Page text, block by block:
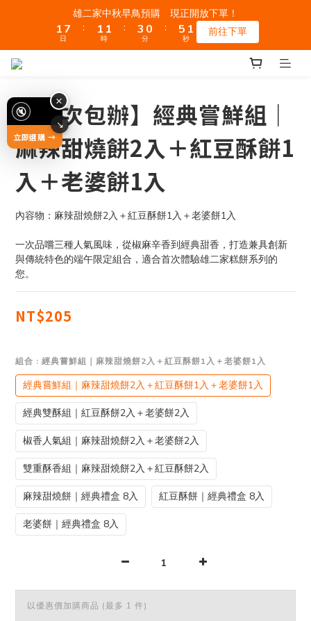
雄二家中秋早鳥預購 現正開放下單！
1
0
7
6
2
1
0
日
:
2
1
0
2
1
0
時
:
4
3
2
1
0
分
:
6
5
4
0
1
0
秒
前往下單
【一次包辦】經典嘗鮮組｜
麻辣甜燒餅2入＋紅豆酥餅1
入＋老婆餅1入
內容物：麻辣甜燒餅2入＋紅豆酥餅1入＋老婆餅1入
一次品嚐三種人氣風味，從椒麻辛香到經典甜香，打造兼具創新
與傳統特色的端午限定組合，適合首次體驗雄二家糕餅系列的
您。
NT$205
組合 : 經典嘗鮮組｜麻辣甜燒餅2入＋紅豆酥餅1入＋老婆餅1入
經典嘗鮮組｜麻辣甜燒餅2入＋紅豆酥餅1入＋老婆餅1入
經典雙酥組｜紅豆酥餅2入＋老婆餅2入
椒香人氣組｜麻辣甜燒餅2入＋老婆餅2入
雙重酥香組｜麻辣甜燒餅2入＋紅豆酥餅2入
麻辣甜燒餅｜經典禮盒 8入 紅豆酥餅｜經典禮盒 8入
老婆餅｜經典禮盒 8入
以優惠價加購商品 (最多 1 件)